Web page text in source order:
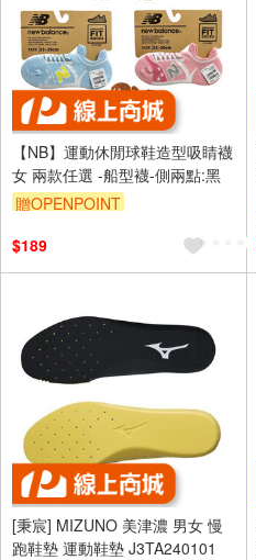
【NB】運動休閒球鞋造型吸睛襪
女 兩款任選 -船型襪-側兩點:黑
贈OPENPOINT
$189
[秉宸] MIZUNO 美津濃 男女 慢
跑鞋墊 運動鞋墊 J3TA240101